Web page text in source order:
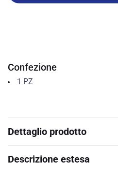
Confezione
1 PZ
Dettaglio prodotto
Descrizione estesa